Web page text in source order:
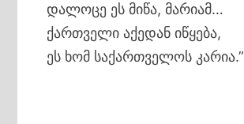
დალოცე ეს მიწა, მარიამ…
ქართველი აქედან იწყება,
ეს ხომ საქართველოს კარია.”